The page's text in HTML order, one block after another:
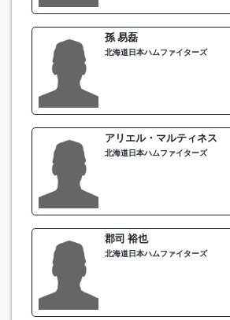
孫 易磊
北海道日本ハムファイターズ
アリエル・マルティネス
北海道日本ハムファイターズ
郡司 裕也
北海道日本ハムファイターズ